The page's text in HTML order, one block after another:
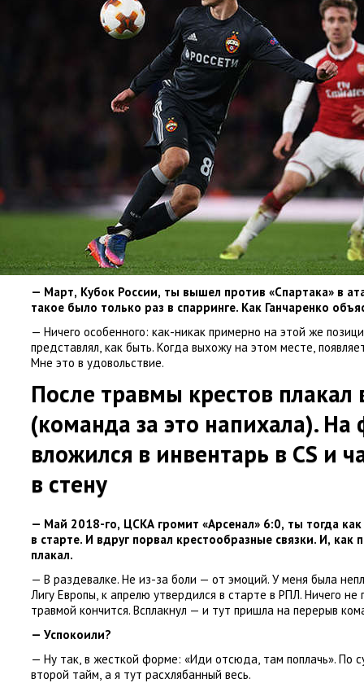
— Март, Кубок России, ты вышел против «Спартака» в
такое было только раз в спарринге. Как Ганчаренко
— Ничего особенного: как-никак примерно на этой же
представлял, как быть. Когда выхожу на этом месте,
Мне это в удовольствие.
После травмы крестов плакал
(команда за это напихала). На
вложился в инвентарь в CS и
в стену
— Май 2018-го, ЦСКА громит «Арсенал» 6:0, ты тогда
в старте. И вдруг порвал крестообразные связки. И, как
плакал.
— В раздевалке. Не из-за боли — от эмоций. У меня была
Лигу Европы, к апрелю утвердился в старте в РПЛ. Ничего
травмой кончится. Всплакнул — и тут пришла на перерыв
— Успокоили?
— Ну так, в жесткой форме: «Иди отсюда, там поплачь». По
второй тайм, а я тут расхлябанный весь.